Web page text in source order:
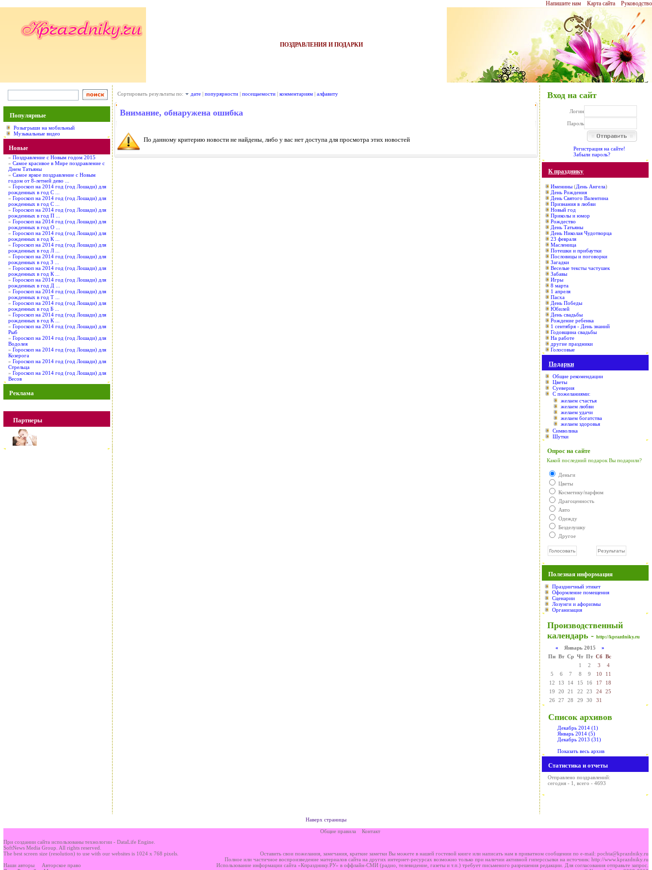
Напишите нам Карта сайта Руководство
ПОЗДРАВЛЕНИЯ И ПОДАРКИ
Популярные
Розыгрыши на мобильный
Музыкальные видео
Новые
» Поздравление с Новым годом 2015
» Самое красивое в Мире поздравление с
Днем Татьяны
» Самое яркое поздравление с Новым
годом от 8-летней дево ...
» Гороскоп на 2014 год (год Лошади) для
рожденных в год С ...
» Гороскоп на 2014 год (год Лошади) для
рожденных в год С ...
» Гороскоп на 2014 год (год Лошади) для
рожденных в год П ...
» Гороскоп на 2014 год (год Лошади) для
рожденных в год О ...
» Гороскоп на 2014 год (год Лошади) для
рожденных в год К ...
» Гороскоп на 2014 год (год Лошади) для
рожденных в год Л ...
» Гороскоп на 2014 год (год Лошади) для
рожденных в год З ...
» Гороскоп на 2014 год (год Лошади) для
рожденных в год К ...
» Гороскоп на 2014 год (год Лошади) для
рожденных в год Д ...
» Гороскоп на 2014 год (год Лошади) для
рожденных в год Т ...
» Гороскоп на 2014 год (год Лошади) для
рожденных в год Б ...
» Гороскоп на 2014 год (год Лошади) для
рожденных в год К ...
» Гороскоп на 2014 год (год Лошади) для
Рыб
» Гороскоп на 2014 год (год Лошади) для
Водолея
» Гороскоп на 2014 год (год Лошади) для
Козерога
» Гороскоп на 2014 год (год Лошади) для
Стрельца
» Гороскоп на 2014 год (год Лошади) для
Весов
Реклама
Партнеры
Сортировать результаты по: дате | попурярности | посещаемости | комментариям | алфавиту
Внимание, обнаружена ошибка
По данному критерию новости не найдены, либо у вас нет доступа для просмотра этих новостей
Вход на сайт
Логин
Пароль
Регистрация на сайте!
Забыли пароль?
К празднику
Именины (День Ангела)
День Рождения
День Святого Валентина
Признания в любви
Новый год
Приколы и юмор
Рождество
День Татьяны
День Николая Чудотворца
23 февраля
Масленица
Потешки и прибаутки
Пословицы и поговорки
Загадки
Веселые тексты частушек
Забавы
Игры
8 марта
1 апреля
Пасха
День Победы
Юбилей
День свадьбы
Рождение ребенка
1 сентября - День знаний
Годовщина свадьбы
На работе
другие праздники
Голосовые
Подарки
Общие рекомендации
Цветы
Суеверия
С пожеланиями:
желаем счастья
желаем любви
желаем удачи
желаем богатства
желаем здоровья
Символика
Шутки
Опрос на сайте
Какой последний подарок Вы подарили?
Деньги
Цветы
Косметику/парфюм
Драгоценность
Авто
Одежду
Безделушку
Другое
Полезная информация
Праздничный этикет
Оформление помещения
Сценарии
Лозунги и афоризмы
Организация
Производственный
календарь - http://kprazdniky.ru
« Январь 2015 »
Пн Вт Ср Чт Пт Сб Вс
1
2 3
4
5
6 7 8 9 10
11
12
13 14 15 16 17
18
19
20 21 22 23 24 25
26
27 28 29 30 31
Список архивов
Декабрь 2014 (1)
Январь 2014 (5)
Декабрь 2013 (31)
Показать весь архив
Статистика и отчеты
Отправлено поздравлений:
сегодня - 1, всего - 4693
Наверх страницы
Общие правила
Контакт
При создании сайта использованы технологии - DataLife Engine.
SoftNews Media Group. All rights reserved.
The best screen size (resolution) to use with our websites is 1024 x 768 pixels.
Наши авторы
Авторское право
Оставить свои пожелания, замечания, краткие заметки Вы можете в нашей гостевой книге или написать нам в приватном сообщении по e-mail: pochta@kprazdniky.ru
Полное или частичное воспроизведение материалов сайта на других интернет-ресурсах возможно только при наличии активной гиперссылки на источник: http://www.kprazdniky.ru
Использование информации сайта «Кпразднику.РУ» в оффлайн-СМИ (радио, телевидение, газеты и т.п.) требует письменого разрешения редакции. Для согласования отправьте запрос